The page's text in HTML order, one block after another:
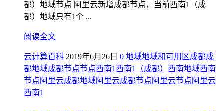
都）地域节点 阿里云新增成都节点，当前西南1（成
都）地域只有1个 ...
阅读全文
云计算百科 2019年6月26日 0 地域地域和可用区成都成
都地域成都节点节点西南1 西南1（成都） 西南地域西南
节点 阿里云成都地域阿里云成都节点 阿里云节点 阿里云
西南1